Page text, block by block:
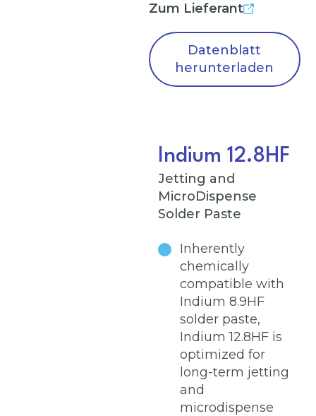
Zum Lieferant
Datenblatt
herunterladen
Indium 12.8HF
Jetting and
MicroDispense
Solder Paste
Inherently
chemically
compatible with
Indium 8.9HF
solder paste,
Indium 12.8HF is
optimized for
long-term jetting
and
microdispense